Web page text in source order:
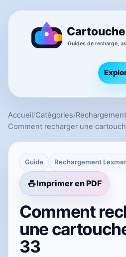
Accueil/Catégories/
Comment recharger une
Guide Rechargement
Imprimer en PDF
Comment
une
33